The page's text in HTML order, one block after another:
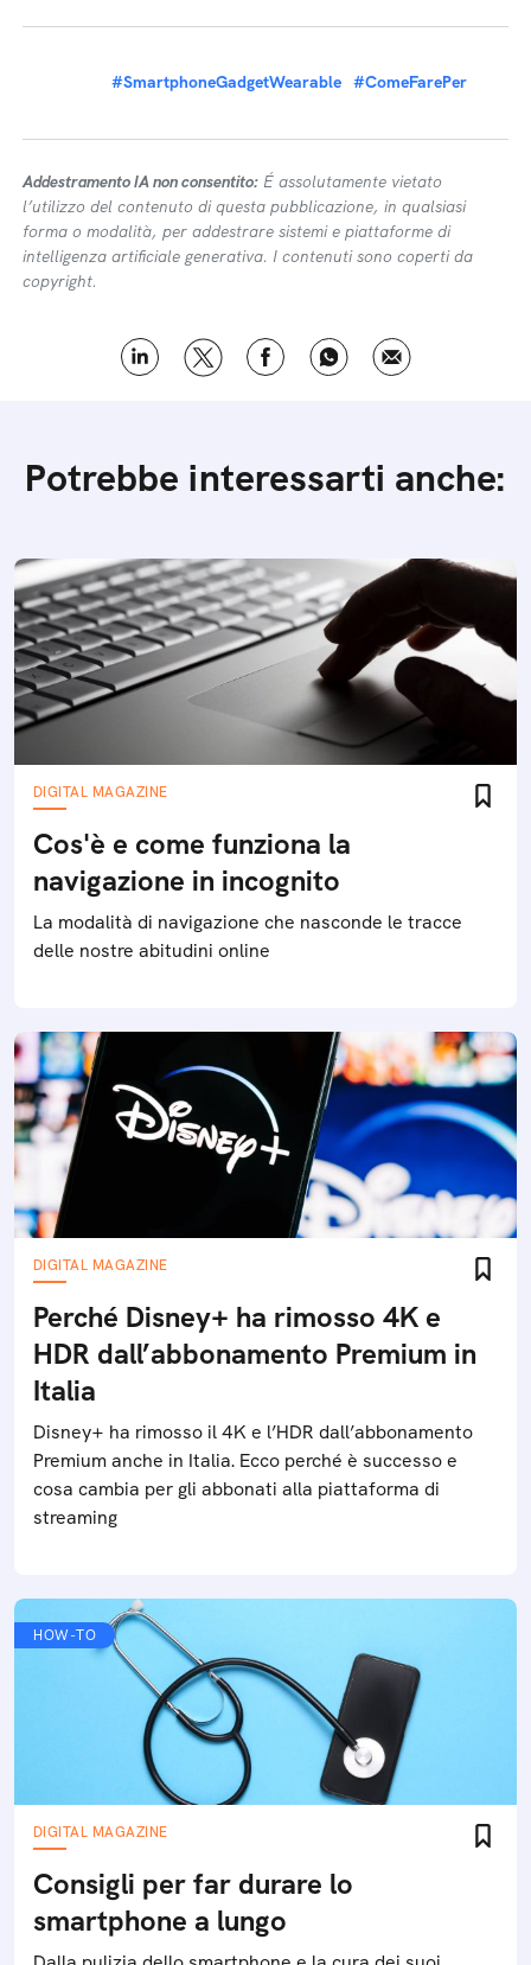
#SmartphoneGadgetWearable #ComeFarePer
Addestramento IA non consentito: É assolutamente vietato
l’utilizzo del contenuto di questa pubblicazione, in qualsiasi
forma o modalità, per addestrare sistemi e piattaforme di
intelligenza artificiale generativa. I contenuti sono coperti da
copyright.
Potrebbe interessarti anche:
DIGITAL MAGAZINE
Cos'è e come funziona la
navigazione in incognito
La modalità di navigazione che nasconde le tracce
delle nostre abitudini online
DIGITAL MAGAZINE
Perché Disney+ ha rimosso 4K e
HDR dall’abbonamento Premium in
Italia
Disney+ ha rimosso il 4K e l’HDR dall’abbonamento
Premium anche in Italia. Ecco perché è successo e
cosa cambia per gli abbonati alla piattaforma di
streaming
HOW-TO
DIGITAL MAGAZINE
Consigli per far durare lo
smartphone a lungo